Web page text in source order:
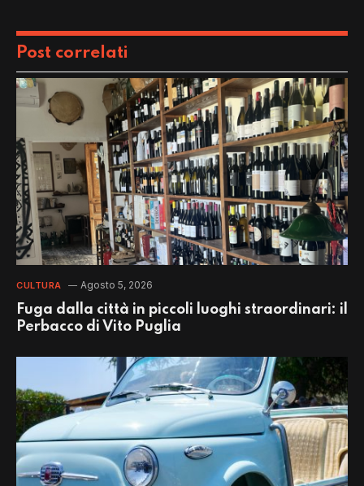
Post correlati
CULTURA Agosto 5, 2026
Fuga dalla città in piccoli luoghi straordinari: il
Perbacco di Vito Puglia